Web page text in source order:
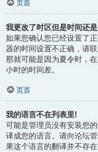
页首
我更改了时区但是时间还
如果您确认您已经设置了
器的时间设置不正确，请
那就可能是因为夏令时，
小时的时间差。
页首
我的语言不在列表里!
可能是管理员没有安装您
译成您的语言。请向论坛
果这个语言的翻译并不存